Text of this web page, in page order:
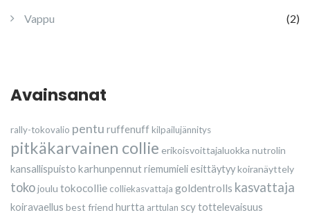
Vappu
(2)
Avainsanat
rally-tokovalio pentu ruffenuffkilpailujännitys
pitkäkarvainen collie erikoisvoittajaluokka nutrolin
kansallispuisto karhunpennutriemumieli esittäytyykoiranäyttely
tokojoulu tokocollie colliekasvattaja goldentrolls kasvattaja
koiravaellus best friend hurtta arttulan scytottelevaisuus